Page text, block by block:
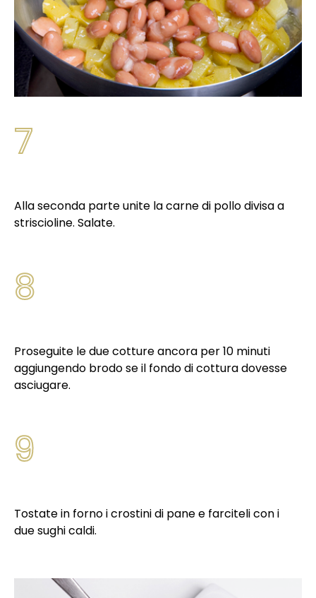
7
Alla seconda parte unite la carne di pollo divisa a
striscioline. Salate.
8
Proseguite le due cotture ancora per 10 minuti
aggiungendo brodo se il fondo di cottura dovesse
asciugare.
9
Tostate in forno i crostini di pane e farciteli con i
due sughi caldi.